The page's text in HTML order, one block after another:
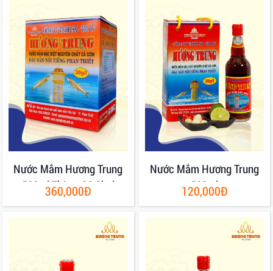
Nước Mắm Hương Trung
500ml Thùng 06 Chai
360,000Đ
Nước Mắm Hương Trung
500ml
120,000Đ